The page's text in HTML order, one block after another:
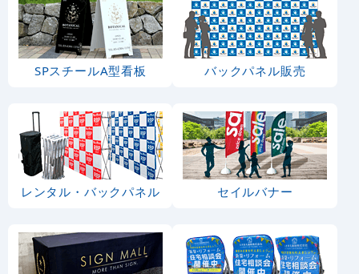
SPスチールA型看板 バックパネル販売
レンタル・バックパネル セイルバナー